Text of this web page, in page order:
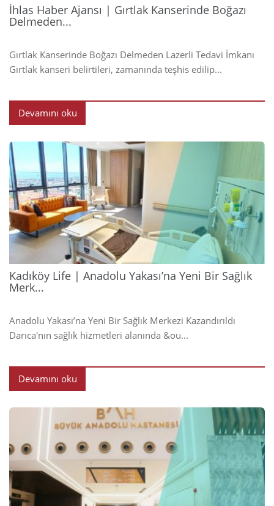
İhlas Haber Ajansı | Gırtlak Kanserinde Boğazı
Delmeden...
Gırtlak Kanserinde Boğazı Delmeden Lazerli Tedavi İmkanı
Gırtlak kanseri belirtileri, zamanında teşhis edilip...
Devamını oku
2024
Kadıköy Life | Anadolu Yakası’na Yeni Bir Sağlık
Merk...
Anadolu Yakası’na Yeni Bir Sağlık Merkezi Kazandırıldı
Darıca'nın sağlık hizmetleri alanında &ou...
Devamını oku
2024